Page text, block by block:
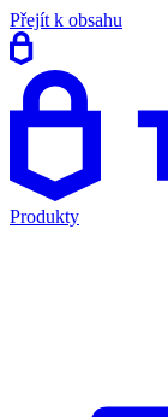
Přejít k obsahu
Produkty